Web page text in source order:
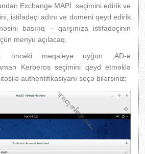
Exchange MAPİ seçimini edirik və
istifadəçi adını və domeni qeyd edirik
basırıq – qarşınıza istifadəçinin
menyu açılacaq.
öncəki məqaləyə uyğun ,AD-ə
Kerberos seçimini qeyd etməklə
authentifikasiyanı seçə bilərsiniz: